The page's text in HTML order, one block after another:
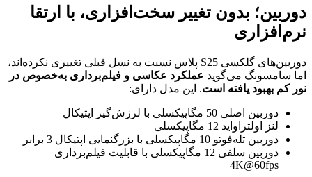
دوربین؛ بدون تغییر سخت‌افزاری، با ارتقا
نرم‌افزاری
دوربین‌های گلکسی S25 پلاس نسبت به نسل قبلی تغییری نکرده‌اند،
اما سامسونگ می‌گوید عملکرد عکاسی و فیلم‌برداری به‌خصوص در
نور کم بهبود یافته است. این مدل دارای:
دوربین اصلی 50 مگاپیکسلی با لرزش‌گیر اپتیکال
لنز اولتراواید 12 مگاپیکسلی
دوربین تله‌فوتو 10 مگاپیکسلی با بزرگنمایی اپتیکال 3 برابر
دوربین سلفی 12 مگاپیکسلی با قابلیت فیلم‌برداری
4K@60fps